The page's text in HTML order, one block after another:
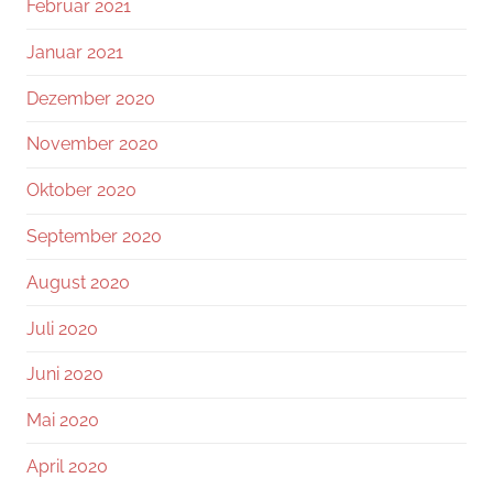
Februar 2021
Januar 2021
Dezember 2020
November 2020
Oktober 2020
September 2020
August 2020
Juli 2020
Juni 2020
Mai 2020
April 2020